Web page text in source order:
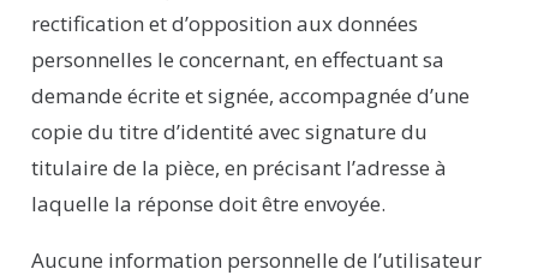
rectification et d’opposition aux données
personnelles le concernant, en effectuant sa
demande écrite et signée, accompagnée d’une
copie du titre d’identité avec signature du
titulaire de la pièce, en précisant l’adresse à
laquelle la réponse doit être envoyée.
Aucune information personnelle de l’utilisateur